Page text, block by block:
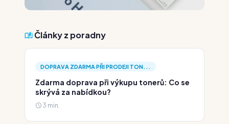
Články z poradny
DOPRAVA ZDARMA PŘI PRODEJI TON...
Zdarma doprava při výkupu tonerů: Co se
skrývá za nabídkou?
3 min.